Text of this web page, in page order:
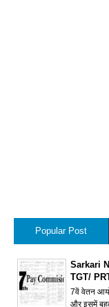
Popular Post
Sarkari
TGT/
7वें वेतन
और इसमें